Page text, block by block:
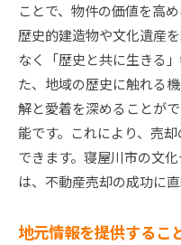
ことで、物件の価値を高
歴史的建造物や文化遺産
なく「歴史と共に生きる
た、地域の歴史に触れる
解と愛着を深めることが
能です。これにより、売
できます。寝屋川市の文
は、不動産売却の成功に
地元情報を提供するこ